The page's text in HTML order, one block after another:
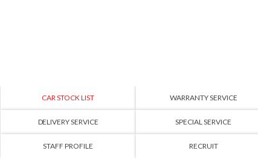
CAR STOCK LIST WARRANTY SERVICE
DELIVERY SERVICE SPECIAL SERVICE
STAFF PROFILE RECRUIT